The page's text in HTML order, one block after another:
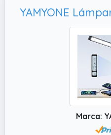
oficina LED de
perlas de lámpara
azul y que ahorran
completo. Puede
y cómoda, sin
reduce la fatiga
✔️ 50 opciones
de escritorio LED
en casa tiene 5
niveles de brillo,
Marca: